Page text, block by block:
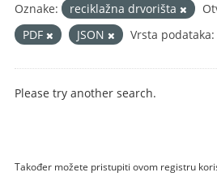
Oznake: reciklažna drvorišta
PDF
JSON Vrsta podataka:
Please try another search.
Također možete pristupiti ovom registru